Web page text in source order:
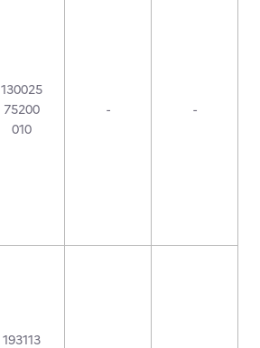
130025
75200
010
- -
193113